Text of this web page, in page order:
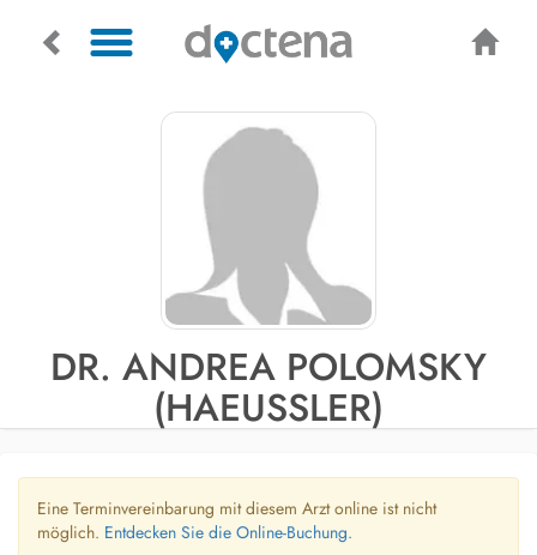
DR. ANDREA POLOMSKY
(HAEUSSLER)
Eine Terminvereinbarung mit diesem Arzt online ist nicht
möglich. Entdecken Sie die Online-Buchung.